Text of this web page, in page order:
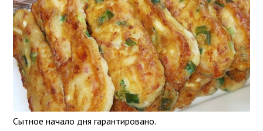
Сытное начало дня гарантировано.